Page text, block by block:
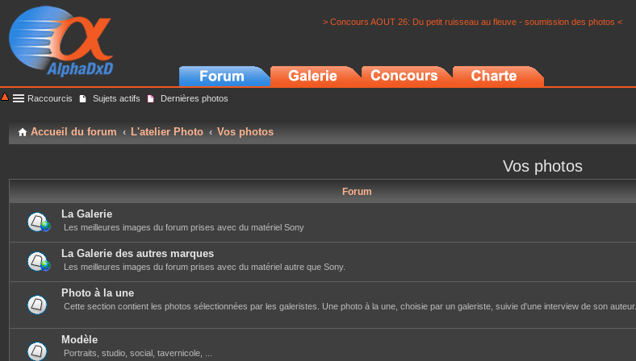
> Concours AOUT 26: Du petit ruisseau au fleuve - soumission des photos <
Raccourcis Sujets actifs Dernières photos
Accueil du forum L'atelier Photo Vos photos
Vos photos
Forum
La Galerie
Les meilleures images du forum prises avec du matériel Sony
La Galerie des autres marques
Les meilleures images du forum prises avec du matériel autre que Sony.
Photo à la une
Cette section contient les photos sélectionnées par les galeristes. Une photo à la une, choisie par un galeriste, suivie d'une interview de son auteur.
Modèle
Portraits, studio, social, tavernicole, ...